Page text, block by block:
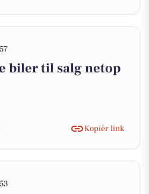
biler til salg netop
Kopiér link